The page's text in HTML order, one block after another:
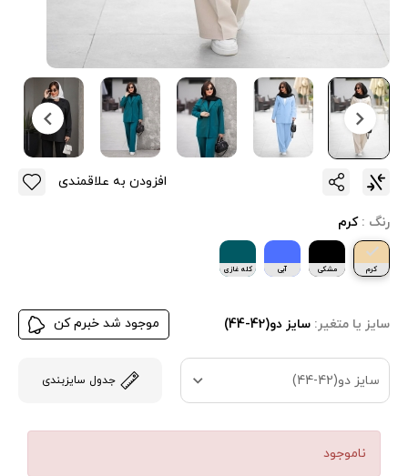
رنگ :کرم
کرم مشکی آبی کله غازی
سایز یا متغیر: سایز دو(42-44) موجود شد خبرم کن
سایز دو(42-44) جدول سایزبندی
ناموجود
افزودن به علاقمندی